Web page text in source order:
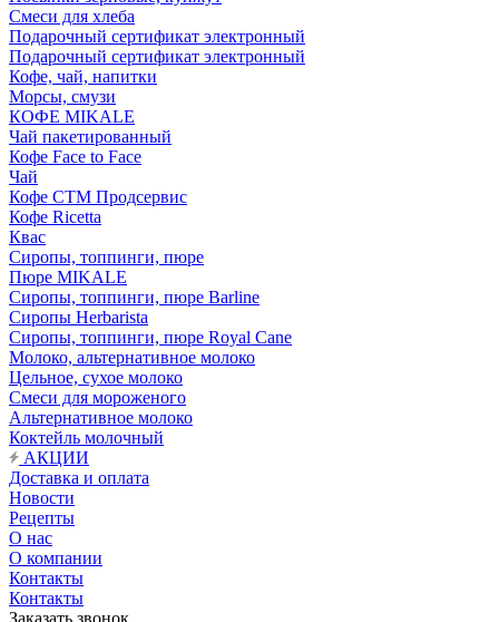
Смеси для хлеба
Подарочный сертификат электронный
Подарочный сертификат электронный
Кофе, чай, напитки
Морсы, смузи
КОФЕ MIKALE
Чай пакетированный
Кофе Face to Face
Чай
Кофе СТМ Продсервис
Кофе Ricetta
Квас
Сиропы, топпинги, пюре
Пюре MIKALE
Сиропы, топпинги, пюре Barline
Сиропы Herbarista
Сиропы, топпинги, пюре Royal Cane
Молоко, альтернативное молоко
Цельное, сухое молоко
Смеси для мороженого
Альтернативное молоко
Коктейль молочный
АКЦИИ
Доставка и оплата
Новости
Рецепты
О нас
О компании
Контакты
Контакты
Заказать звонок